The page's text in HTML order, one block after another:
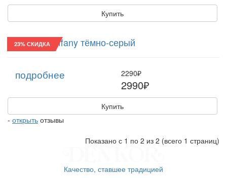
Купить
23% СКИДКА
Картуз/22 Tiffany тёмно-серый
подробнее 2290₽
2990₽
Купить
- открыть отзывы
Показано с 1 по 2 из 2 (всего 1 страниц)
Качество, ставшее традицией